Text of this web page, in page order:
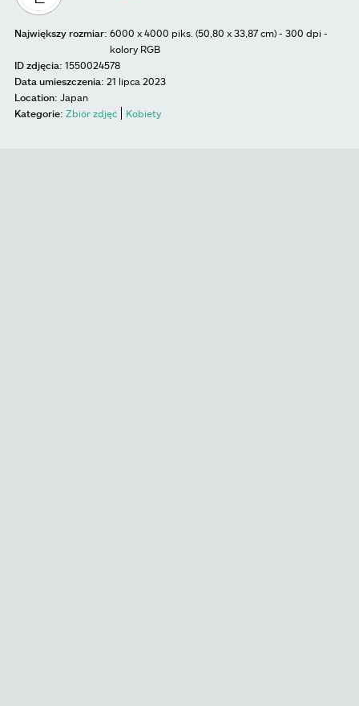
Największy rozmiar: 6000 x 4000 piks. (50,80 x 33,87 cm) - 300 dpi -
kolory RGB
ID zdjęcia: 1550024578
Data umieszczenia: 21 lipca 2023
Location: Japan
Kategorie: Zbiór zdjęć Kobiety